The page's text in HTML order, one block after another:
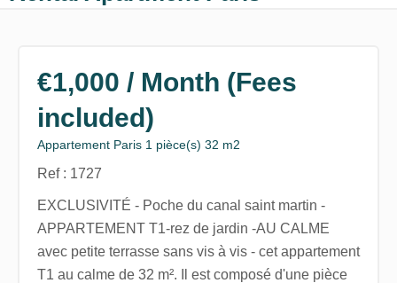
€1,000 / Month (Fees
included)
Appartement Paris 1 pièce(s) 32 m2
Ref : 1727
EXCLUSIVITÉ - Poche du canal saint martin -
APPARTEMENT T1-rez de jardin -AU CALME
avec petite terrasse sans vis à vis - cet appartement
T1 au calme de 32 m². Il est composé d'une pièce